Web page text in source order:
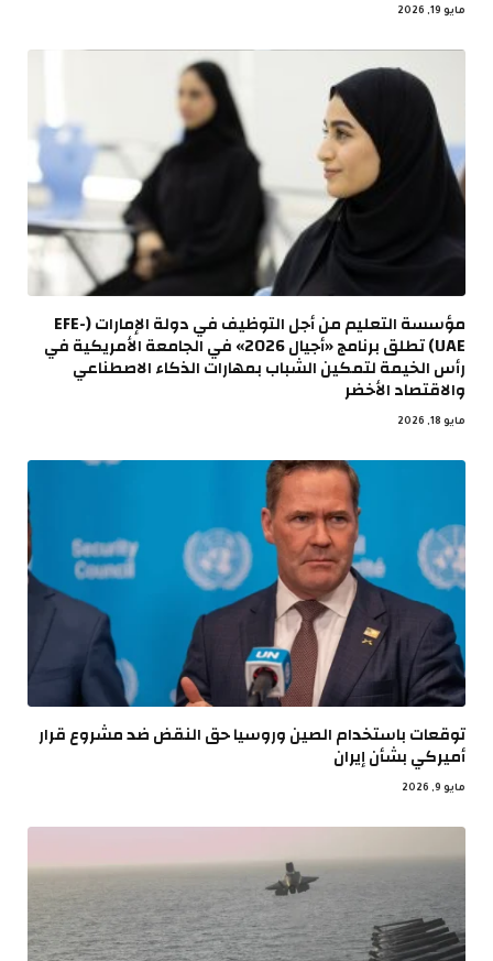
مايو 19, 2026
مؤسسة التعليم من أجل التوظيف في دولة الإمارات (EFE-
UAE) تطلق برنامج «أجيال 2026» في الجامعة الأمريكية في
رأس الخيمة لتمكين الشباب بمهارات الذكاء الاصطناعي
والاقتصاد الأخضر
مايو 18, 2026
توقعات باستخدام الصين وروسيا حق النقض ضد مشروع قرار
أميركي بشأن إيران
مايو 9, 2026